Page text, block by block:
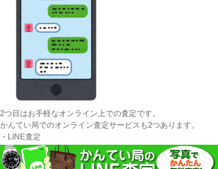
2つ目はお手軽なオンライン上での査定です。
かんてい局でのオンライン査定サービスも2つあります。
・LINE査定